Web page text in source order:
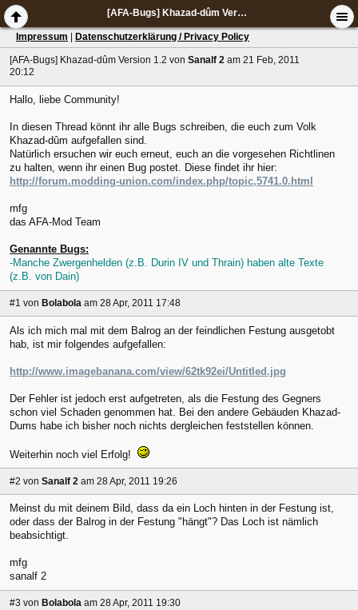
[AFA-Bugs] Khazad-dûm Version 1.2
Impressum Datenschutzerklärung / Privacy Policy
[AFA-Bugs] Khazad-dûm Version 1.2 von Sanalf 2 am 21 Feb, 2011
20:12
Hallo, liebe Community!
In diesen Thread könnt ihr alle Bugs schreiben, die euch zum Volk
Khazad-dûm aufgefallen sind.
Natürlich ersuchen wir euch erneut, euch an die vorgesehen Richtlinen
zu halten, wenn ihr einen Bug postet. Diese findet ihr hier:
http://forum.modding-union.com/index.php/topic,5741.0.html
mfg
das AFA-Mod Team
Genannte Bugs:
-Manche Zwergenhelden (z.B. Durin IV und Thrain) haben alte Texte
(z.B. von Dain)
#1 von Bolabola am 28 Apr, 2011 17:48
Als ich mich mal mit dem Balrog an der feindlichen Festung ausgetobt
hab, ist mir folgendes aufgefallen:
http://www.imagebanana.com/view/62tk92ei/Untitled.jpg
Der Fehler ist jedoch erst aufgetreten, als die Festung des Gegners
schon viel Schaden genommen hat. Bei den andere Gebäuden Khazad-
Dums habe ich bisher noch nichts dergleichen feststellen können.
Weiterhin noch viel Erfolg!
#2 von Sanalf 2 am 28 Apr, 2011 19:26
Meinst du mit deinem Bild, dass da ein Loch hinten in der Festung ist,
oder dass der Balrog in der Festung "hängt"? Das Loch ist nämlich
beabsichtigt.
mfg
sanalf 2
#3 von Bolabola am 28 Apr, 2011 19:30